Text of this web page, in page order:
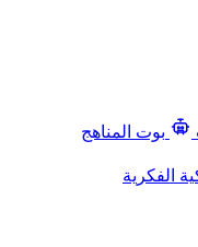
بوت المناهج
الفكرية